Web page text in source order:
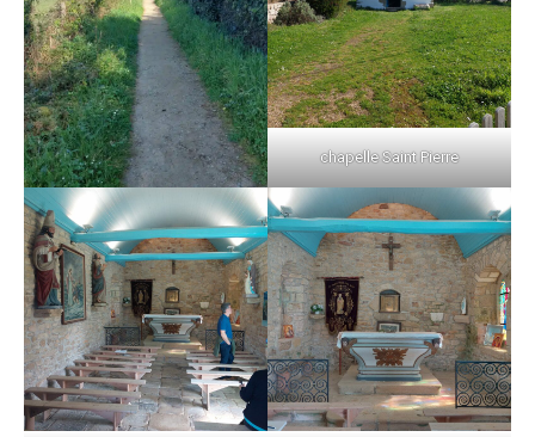
chapelle Saint Pierre